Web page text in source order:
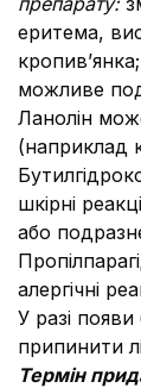
еритема,
можливе
Ланолін
(наприклад
шкірні
або
алергічні
У разі
припинити
Термін